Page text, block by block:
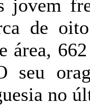
jovem
de
área,
seu
no